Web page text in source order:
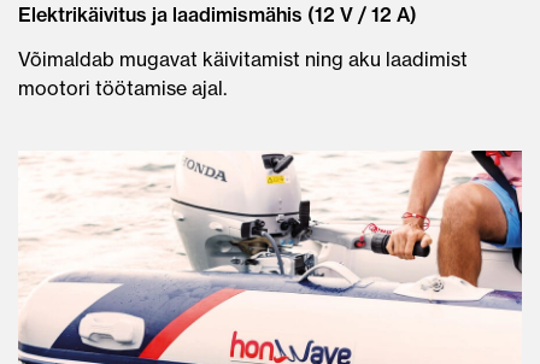
Elektrikäivitus ja laadimismähis (12 V / 12 A)
Võimaldab mugavat käivitamist ning aku laadimist
mootori töötamise ajal.